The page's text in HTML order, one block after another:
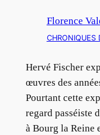
Florence
CHRONIQUES
Hervé Fischer
œuvres des
Pourtant cette
regard passéiste
à Bourg la Reine